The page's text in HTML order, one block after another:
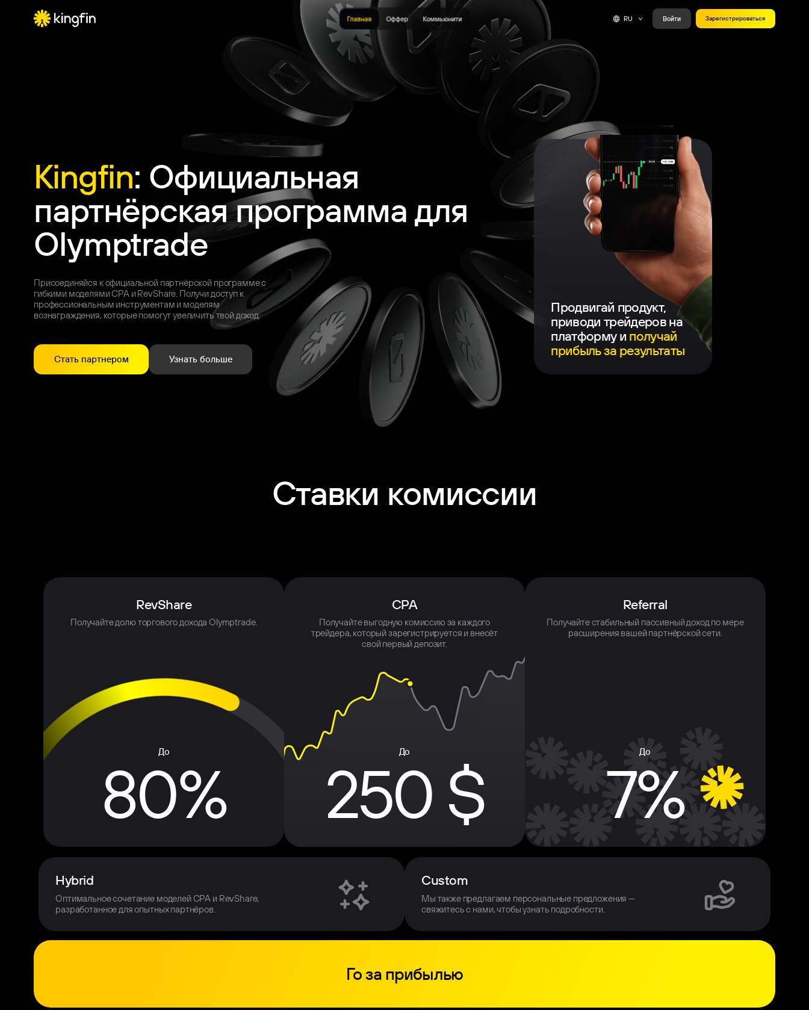
Главная Оффер Коммьюнити RU Войти Зарегистрироваться
Kingfin: Официальная
партнёрская программа для
Olymptrade
Присоединяйся к официальной партнёрской программе с
гибкими моделями CPA и RevShare. Получи доступ к
профессиональным инструментам и моделям
вознаграждения, которые помогут увеличить твой доход.
Стать партнером Узнать больше
Продвигай продукт,
приводи трейдеров на
платформу и получай
прибыль за результаты
Ставки комиссии
RevShare
Получайте долю торгового дохода Olymptrade.
До
80%
CPA
Получайте выгодную комиссию за каждого
трейдера, который зарегистрируется и внесёт
свой первый депозит.
До
250 $
Referral
Получайте стабильный пассивный доход по мере
расширения вашей партнёрской сети.
До
7%
Hybrid
Оптимальное сочетание моделей CPA и RevShare,
разработанное для опытных партнёров.
Custom
Мы также предлагаем персональные предложения —
свяжитесь с нами, чтобы узнать подробности.
Го за прибылью